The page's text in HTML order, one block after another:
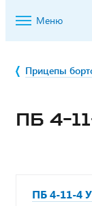
Меню
Прицепы
ПБ 4-
ПБ 4-11-4